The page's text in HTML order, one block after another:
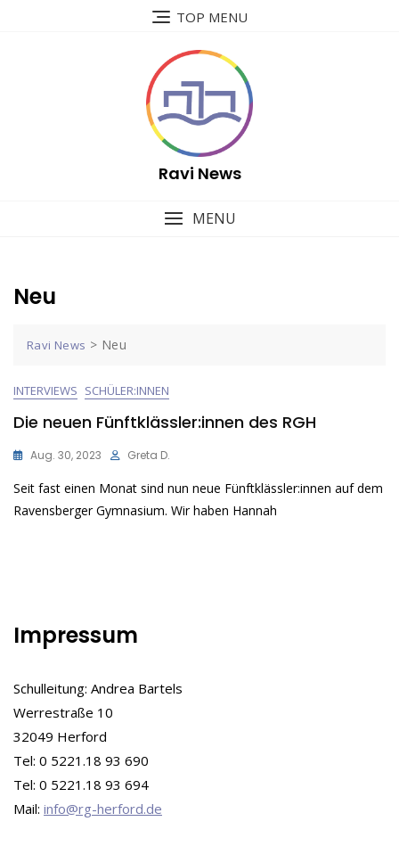
TOP MENU
Ravi News
MENU
Neu
Ravi News > Neu
INTERVIEWS SCHÜLER:INNEN
Die neuen Fünftklässler:innen des RGH
Aug. 30, 2023 Greta D.
Seit fast einen Monat sind nun neue Fünftklässler:innen auf dem
Ravensberger Gymnasium. Wir haben Hannah
Impressum
Schulleitung: Andrea Bartels
Werrestraße 10
32049 Herford
Tel: 0 5221.18 93 690
Tel: 0 5221.18 93 694
Mail: info@rg-herford.de